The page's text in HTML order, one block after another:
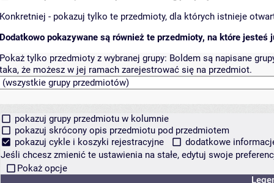
Konkretniej - pokazuj tylko te przedmioty, dla których istnieje
Dodatkowo pokazywane są również te przedmioty, na które jesteś
Pokaż tylko przedmioty z wybranej grupy: Boldem są napisane
taka, że możesz w jej ramach zarejestrować się na przedmiot.
pokazuj grupy przedmiotu w kolumnie
pokazuj skrócony opis przedmiotu pod przedmiotem
pokazuj cykle i koszyki rejestracyjne
dodatkowe
Jeśli chcesz zmienić te ustawienia na stałe, edytuj swoje
Pokaż opcje